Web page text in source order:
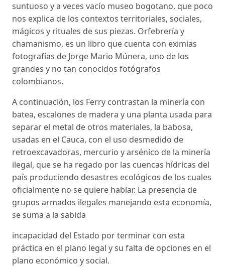
suntuoso y a veces vacío museo bogotano, que poco
nos explica de los contextos territoriales, sociales,
mágicos y rituales de sus piezas. Orfebrería y
chamanismo, es un libro que cuenta con eximias
fotografías de Jorge Mario Múnera, uno de los
grandes y no tan conocidos fotógrafos
colombianos.
A continuación, los Ferry contrastan la minería con
batea, escalones de madera y una planta usada para
separar el metal de otros materiales, la babosa,
usadas en el Cauca, con el uso desmedido de
retroexcavadoras, mercurio y arsénico de la minería
ilegal, que se ha regado por las cuencas hídricas del
país produciendo desastres ecológicos de los cuales
oficialmente no se quiere hablar. La presencia de
grupos armados ilegales manejando esta economía,
se suma a la sabida
incapacidad del Estado por terminar con esta
práctica en el plano legal y su falta de opciones en el
plano económico y social.